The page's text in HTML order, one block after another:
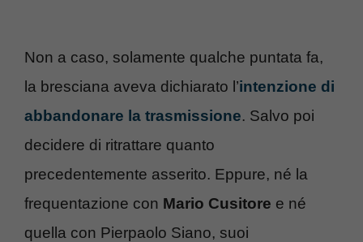
Non a caso, solamente qualche puntata fa,
la bresciana aveva dichiarato l’intenzione di
abbandonare la trasmissione. Salvo poi
decidere di ritrattare quanto
precedentemente asserito. Eppure, né la
frequentazione con Mario Cusitore e né
quella con Pierpaolo Siano, suoi